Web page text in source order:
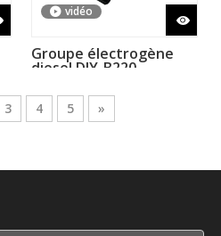
vidéo
Groupe électrogène
diesel DIY-B220
200kVA 160kW
3 4 5 »